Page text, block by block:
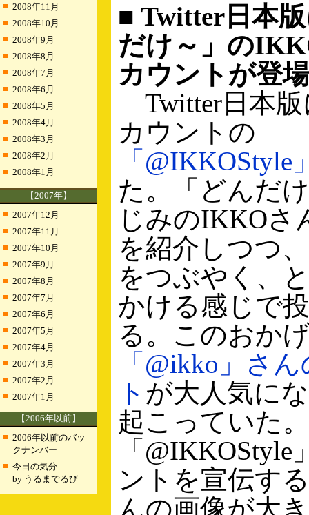
■ 2008年11月
■ 2008年10月
■ 2008年9月
■ 2008年8月
■ 2008年7月
■ 2008年6月
■ 2008年5月
■ 2008年4月
■ 2008年3月
■ 2008年2月
■ 2008年1月
【2007年】
■ 2007年12月
■ 2007年11月
■ 2007年10月
■ 2007年9月
■ 2007年8月
■ 2007年7月
■ 2007年6月
■ 2007年5月
■ 2007年4月
■ 2007年3月
■ 2007年2月
■ 2007年1月
【2006年以前】
■ 2006年以前のバッ
クナンバー
■ 今日の気分
by うるまでるび
■ Twitter日本
だけ～」の
カウントが登場
Twitter日本版
カウントの
「@IKKOStyle
た。「どんだ
じみのIKKOさ
を紹介しつつ
をつぶやく、
かける感じで
る。このおか
「@ikko」さ
ト が大人気に
起こっていた
「
ントを宣伝す
んの画像が大